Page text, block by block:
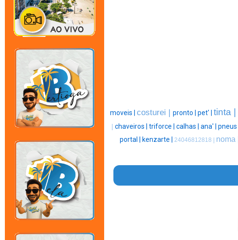
moveis | costurei | pronto | pet' | tinta |
chaveiros | triforce | calhas | ana' | pneus |
portal |
kenzarte | 24046812818 | noma |